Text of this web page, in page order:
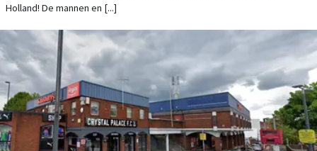
Holland! De mannen en [...]